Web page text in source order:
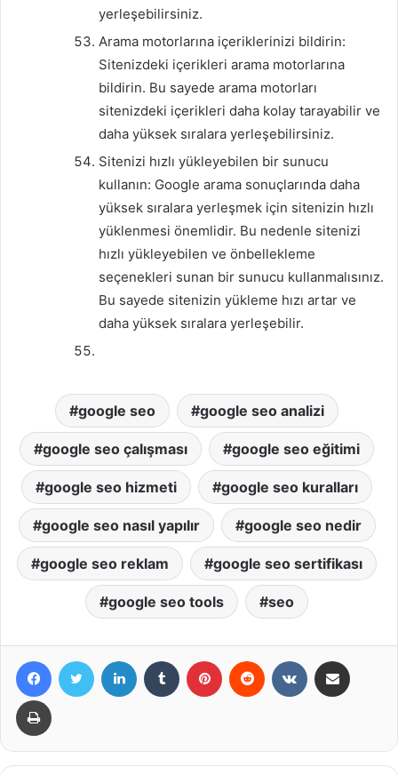
yerleşebilirsiniz.
Arama motorlarına içeriklerinizi bildirin:
Sitenizdeki içerikleri arama motorlarına
bildirin. Bu sayede arama motorları
sitenizdeki içerikleri daha kolay tarayabilir ve
daha yüksek sıralara yerleşebilirsiniz.
Sitenizi hızlı yükleyebilen bir sunucu
kullanın: Google arama sonuçlarında daha
yüksek sıralara yerleşmek için sitenizin hızlı
yüklenmesi önemlidir. Bu nedenle sitenizi
hızlı yükleyebilen ve önbellekleme
seçenekleri sunan bir sunucu kullanmalısınız.
Bu sayede sitenizin yükleme hızı artar ve
daha yüksek sıralara yerleşebilir.
google seo google seo analizi
google seo çalışması google seo eğitimi
google seo hizmeti google seo kuralları
google seo nasıl yapılır google seo nedir
google seo reklam google seo sertifikası
google seo tools seo
Facebook LinkedIn Tumblr Pinterest Reddit VKontakte
Yazdır